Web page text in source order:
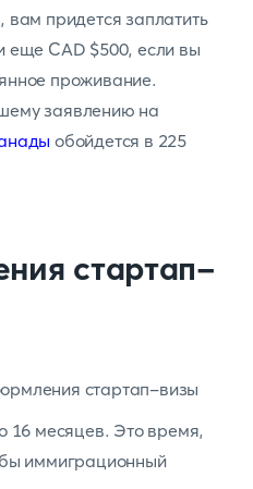
вам придется заплатить
еще CAD $500, если вы
проживание.
заявлению на
обойдется в 225
стартап-
стартап-визы
16 месяцев. Это время,
иммиграционный